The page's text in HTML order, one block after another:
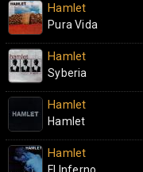
Hamlet
Pura Vida
Hamlet
Syberia
Hamlet
Hamlet
Hamlet